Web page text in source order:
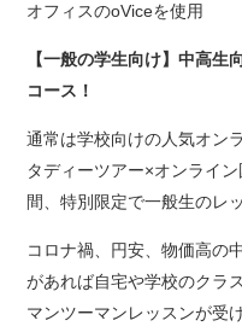
オフィスのoViceを使用
【一般の学生向け】中高
コース！
通常は学校向けの人気オン
タディーツアー×オンライ
間、特別限定で一般生のレ
コロナ禍、円安、物価高の
があれば自宅や学校のクラ
マンツーマンレッスンが受